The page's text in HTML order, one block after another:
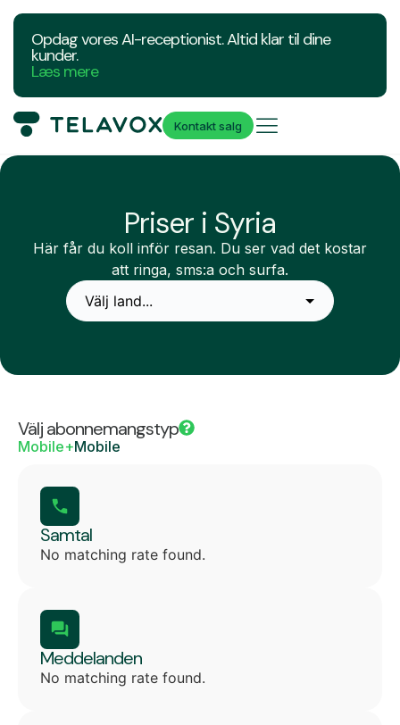
Opdag vores AI-receptionist. Altid klar til dine
kunder.
Læs mere
Kontakt salg
Priser i Syria
Här får du koll inför resan. Du ser vad det kostar
att ringa, sms:a och surfa.
Välj abonnemangstyp
Mobile+Mobile
Samtal
No matching rate found.
Meddelanden
No matching rate found.